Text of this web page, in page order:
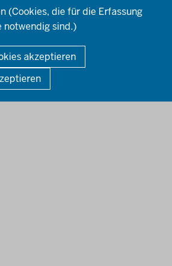
(Cookies, die für die Erfassung
notwendig sind.)
akzeptieren
Düsseldorf
IMPRESSUM